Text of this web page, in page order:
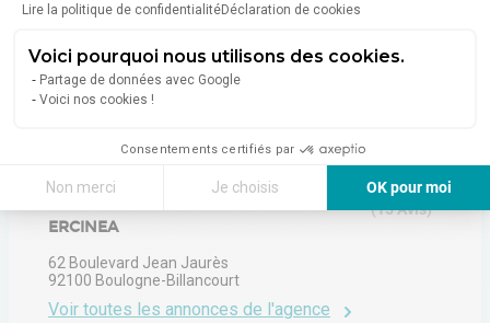
Lire la politique de confidentialitéDéclaration de cookies
Voici pourquoi nous utilisons des cookies.
Partage de données avec Google
Voici nos cookies !
Consentements certifiés par
Non merci Je choisis
OK pour moi
Axeptio consent
Plateforme de Gestion du Consentement : Personnalisez vos Options
Notre plateforme vous permet d'adapter et de gérer vos paramètres
À propos de l'agence
ERCINEA
5
(15Avis)
62 Boulevard Jean Jaurès
92100 Boulogne-Billancourt
Voir toutes les annonces de l'agence